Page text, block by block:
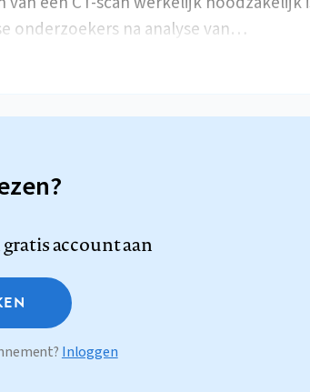
onderzoekers na analyse van…
account aan
Inloggen